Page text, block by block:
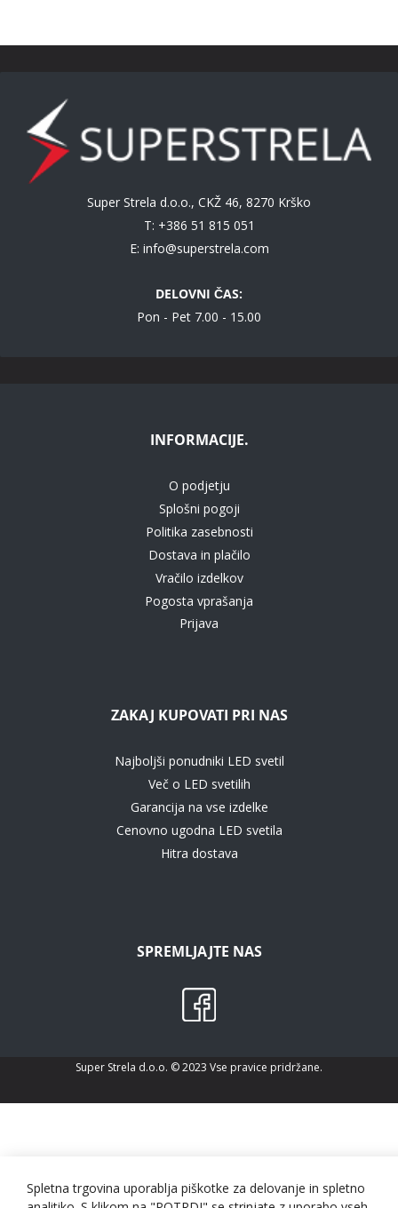
Super Strela d.o.o., CKŽ 46, 8270 Krško
T: +386 51 815 051
E: info@superstrela.com
DELOVNI ČAS:
Pon - Pet 7.00 - 15.00
INFORMACIJE.
O podjetju
Splošni pogoji
Politika zasebnosti
Dostava in plačilo
Vračilo izdelkov
Pogosta vprašanja
Prijava
ZAKAJ KUPOVATI PRI NAS
Najboljši ponudniki LED svetil
Več o LED svetilih
Garancija na vse izdelke
Cenovno ugodna LED svetila
Hitra dostava
SPREMLJAJTE NAS
Super Strela d.o.o. © 2023 Vse pravice pridržane.
Spletna trgovina uporablja piškotke za delovanje in spletno